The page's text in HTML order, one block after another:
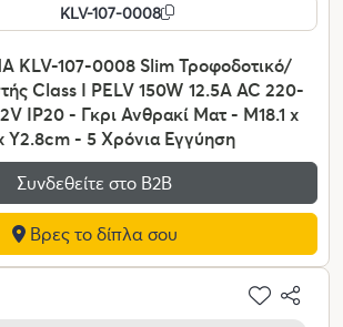
KLV-107-0008
KLV-107-0008 Slim Τροφοδοτικό/
Class I PELV 150W 12.5A AC 220-
IP20 - Γκρι Ανθρακί Ματ - Μ18.1 x
Υ2.8cm - 5 Χρόνια Εγγύηση
Συνδεθείτε στο Β2Β
Βρες το δίπλα σου